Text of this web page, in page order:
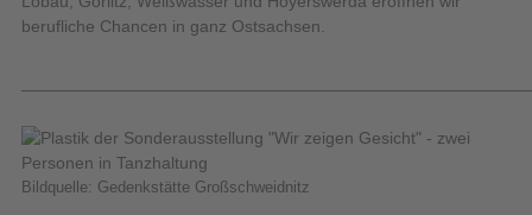
berufliche Chancen in ganz Ostsachsen.
Bildquelle: Gedenkstätte Großschweidnitz